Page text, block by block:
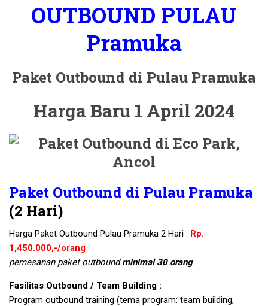
OUTBOUND PULAU
Pramuka
Paket Outbound di Pulau Pramuka
Harga Baru 1 April 2024
Paket Outbound di Pulau Pramuka
(2 Hari)
Harga Paket Outbound Pulau Pramuka 2 Hari : Rp.
1,450.000,-/orang
pemesanan paket outboundminimal 30 orang
Fasilitas Outbound / Team Building :
Program outbound training (tema program: team building,